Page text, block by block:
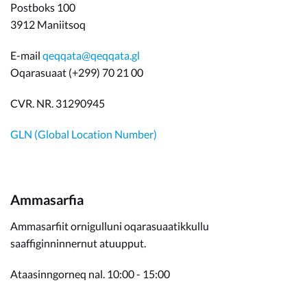
Postboks 100
3912 Maniitsoq
E-mail qeqqata@qeqqata.gl
Oqarasuaat (+299) 70 21 00
CVR. NR. 31290945
GLN (Global Location Number)
Ammasarfia
Ammasarfiit ornigulluni oqarasuaatikkullu
saaffiginninnernut atuupput.
Ataasinngorneq nal. 10:00 - 15:00